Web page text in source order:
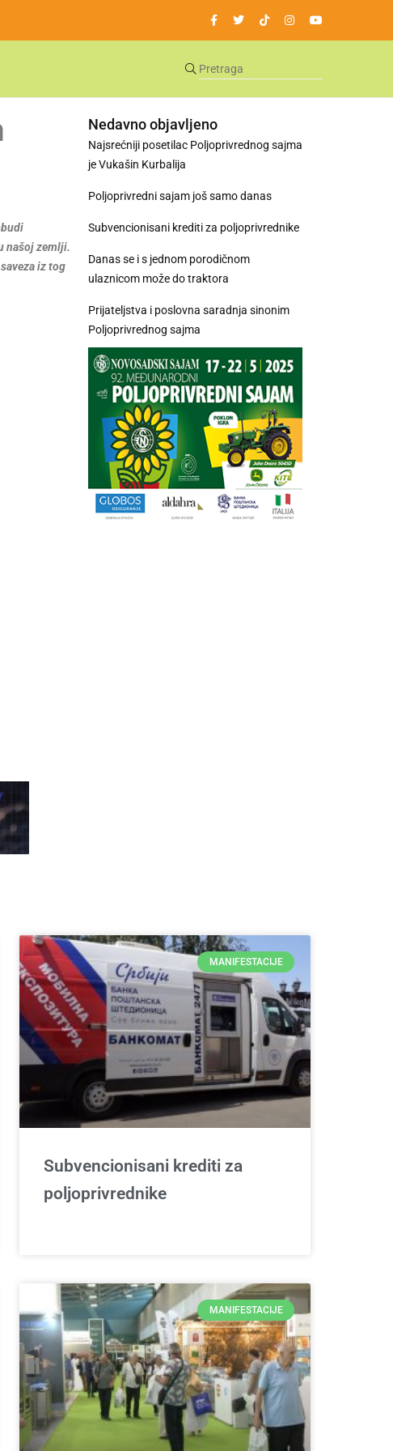
našoj zemlji.
iz tog
Nedavno objavljeno
Najsrećniji posetilac Poljoprivrednog sajma
je Vukašin Kurbalija
Poljoprivredni sajam još samo danas
Subvencionisani krediti za poljoprivrednike
Danas se i s jednom porodičnom
ulaznicom može do traktora
Prijateljstva i poslovna saradnja sinonim
Poljoprivrednog sajma
MANIFESTACIJE
Subvencionisani krediti za
poljoprivrednike
MANIFESTACIJE